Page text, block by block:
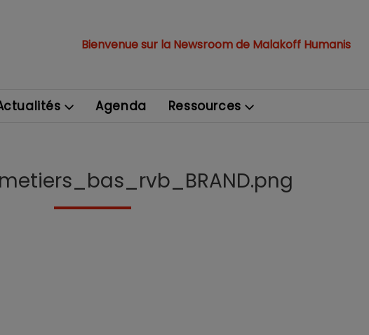
Bienvenue sur la Newsroom de Malakoff Humanis
Agenda Ressources